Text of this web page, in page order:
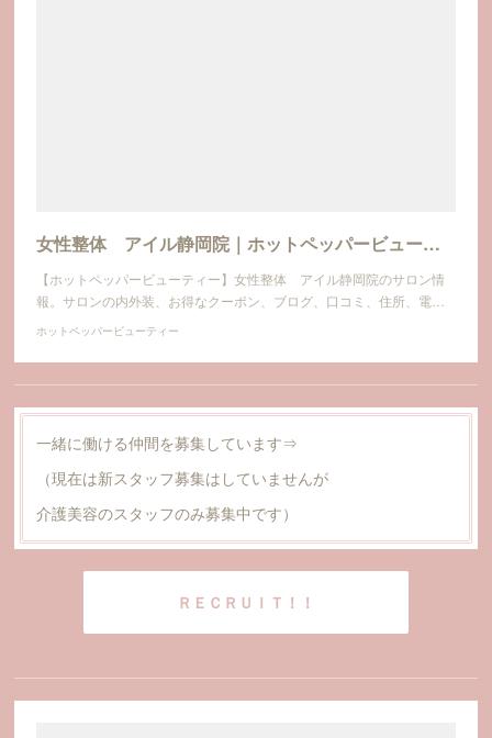
女性整体 アイル静岡院｜ホットペッパービューティー
【ホットペッパービューティー】女性整体 アイル静岡院のサロン情
報。サロンの内外装、お得なクーポン、ブログ、口コミ、住所、電…
ホットペッパービューティー
一緒に働ける仲間を募集しています⇒
（現在は新スタッフ募集はしていませんが
介護美容のスタッフのみ募集中です）
ＲＥＣＲＵＩＴ！！